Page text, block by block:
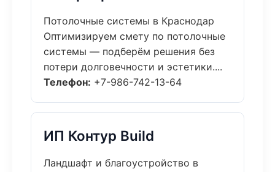
Потолочные системы в Краснодар
Оптимизируем смету по потолочные
системы — подберём решения без
потери долговечности и эстетики....
Телефон: +7-986-742-13-64
ИП Контур Build
Ландшафт и благоустройство в